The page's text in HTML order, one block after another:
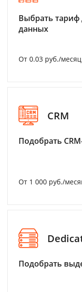
Выбрать тариф
данных
От 0.03 руб./месяц
CRM
Подобрать
От 1 000 руб./
Подобрать